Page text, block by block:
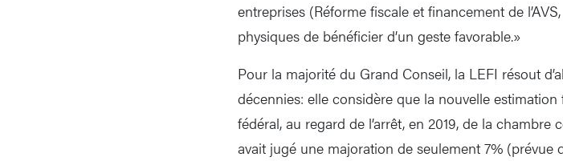
entreprises (Réforme fiscale et financement de
physiques de bénéficier d’un geste favorable.»
Pour la majorité du Grand Conseil, la LEFI résout
décennies: elle considère que la nouvelle
fédéral, au regard de l’arrêt, en 2019, de la
avait jugé une majoration de seulement 7%